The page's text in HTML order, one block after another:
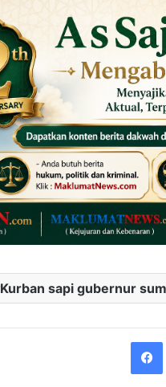
Kurban sapi gubernur